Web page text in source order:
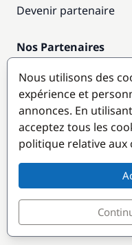
Devenir partenaire
Nos Partenaires
Destinations
© GlobeSailor
Nous utilisons des
expérience et
annonces. En
acceptez tous les
politique relative aux